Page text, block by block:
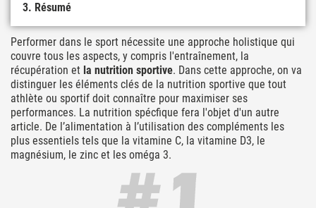
Résumé
Performer dans le sport nécessite une approche holistique qui
couvre tous les aspects, y compris l'entraînement, la
récupération et la nutrition sportive. Dans cette approche, on va
distinguer les éléments clés de la nutrition sportive que tout
athlète ou sportif doit connaître pour maximiser ses
performances. La nutrition spécfique fera l'objet d'un autre
article. De l’alimentation à l’utilisation des compléments les
plus essentiels tels que la vitamine C, la vitamine D3, le
magnésium, le zinc et les oméga 3.